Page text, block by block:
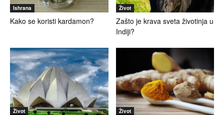
Ishrana
Kako se koristi kardamon?
Život
Zašto je krava sveta životinja u
Indiji?
Život Život